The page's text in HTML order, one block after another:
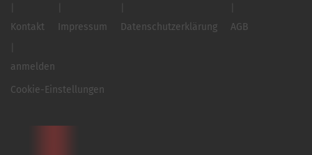
Kontakt Impressum Datenschutzerklärung AGB
anmelden
Cookie-Einstellungen